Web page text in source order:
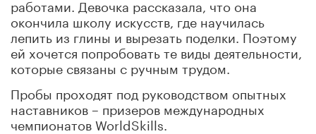
работами. Девочка рассказала, что она
окончила школу искусств, где научилась
лепить из глины и вырезать поделки. Поэтому
ей хочется попробовать те виды деятельности,
которые связаны с ручным трудом.
Пробы проходят под руководством опытных
наставников – призеров международных
чемпионатов WorldSkills.